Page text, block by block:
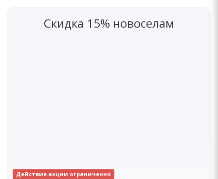
Скидка 15% новоселам
Действие акции ограниченно